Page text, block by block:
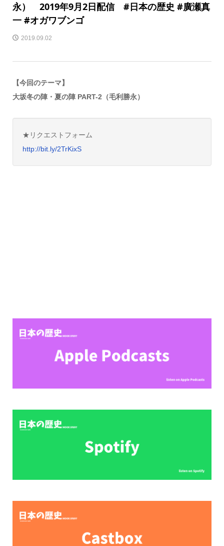
永） 2019年9月2日配信 #日本の歴史 #廣瀬真
一 #オガワブンゴ
2019.09.02
【今回のテーマ】
大坂冬の陣・夏の陣 PART-2（毛利勝永）
★リクエストフォーム
http://bit.ly/2TrKixS